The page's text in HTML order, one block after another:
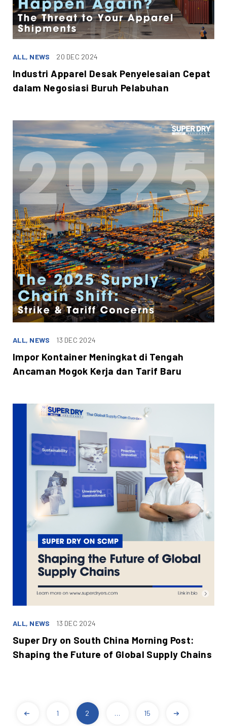
ALL, NEWS 20 DEC 2024
Industri Apparel Desak Penyelesaian Cepat
dalam Negosiasi Buruh Pelabuhan
ALL, NEWS 13 DEC 2024
Impor Kontainer Meningkat di Tengah
Ancaman Mogok Kerja dan Tarif Baru
ALL, NEWS 13 DEC 2024
Super Dry on South China Morning Post:
Shaping the Future of Global Supply Chains
1 2 … 15